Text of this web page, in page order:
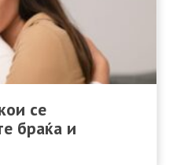
се
браќа и